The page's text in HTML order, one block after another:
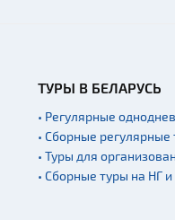
ТУРЫ В БЕЛАРУСЬ
• Регулярные
• Сборные регулярные
• Туры для
• Сборные туры на НГ